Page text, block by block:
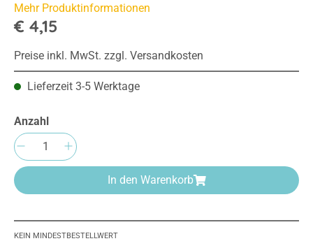
Mehr Produktinformationen
€ 4,15
Preise inkl. MwSt. zzgl. Versandkosten
Lieferzeit 3-5 Werktage
Anzahl
Produkt Anzahl: Gib den gewünschten
In den Warenkorb
KEIN MINDESTBESTELLWERT